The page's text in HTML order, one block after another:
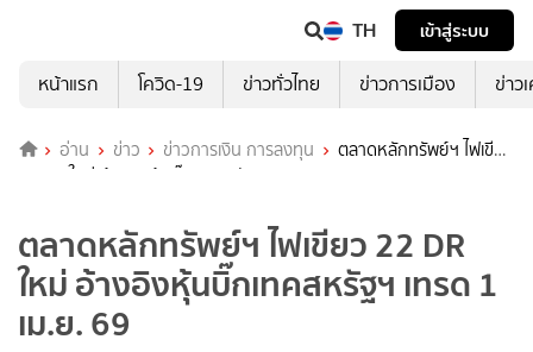
TH
เข้าสู่ระบบ
หน้าแรก
โควิด-19 ข่าวทั่วไทย ข่าวการเมือง ข่าว
อ่าน ข่าว ข่าวการเงิน การลงทุน
ตลาดหลักทรัพย์ฯ ไฟเขียว
22 DR ใหม่ อ้างอิงหุ้นบิ๊กเทคสหรัฐฯ เทรด 1 เม.ย. 69
ตลาดหลักทรัพย์ฯ ไฟเขียว 22 DR
ใหม่ อ้างอิงหุ้นบิ๊กเทคสหรัฐฯ เทรด 1
เม.ย. 69